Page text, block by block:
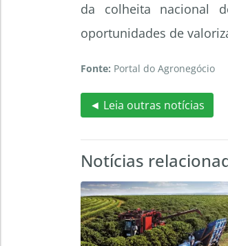
da colheita nacional
oportunidades de
Fonte: Portal do Agronegócio
◄ Leia outras notícias
Notícias